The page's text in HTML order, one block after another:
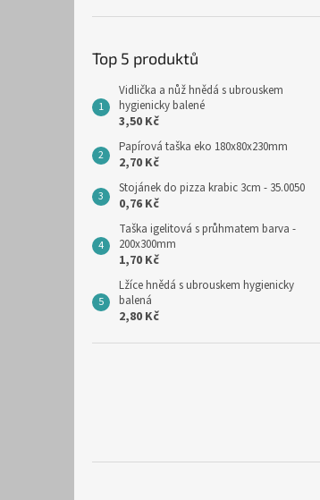
Top 5 produktů
Vidlička a nůž hnědá s ubrouskem
hygienicky balené
3,50 Kč
Papírová taška eko 180x80x230mm
2,70 Kč
Stojánek do pizza krabic 3cm - 35.0050
0,76 Kč
Taška igelitová s průhmatem barva -
200x300mm
1,70 Kč
Lžíce hnědá s ubrouskem hygienicky
balená
2,80 Kč